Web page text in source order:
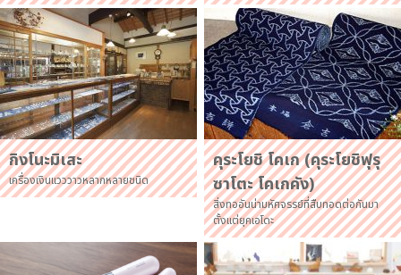
กิงโนะมิเสะ
เครื่องเงินแวววาวหลากหลายชนิด
คุระโยชิ โคเก (คุระโยชิฟุรุ
ซาโตะ โคเกคัง)
สิ่งทออันน่ามหัศจรรย์ที่สืบทอดต่อกันมา
ตั้งแต่ยุคเอโดะ